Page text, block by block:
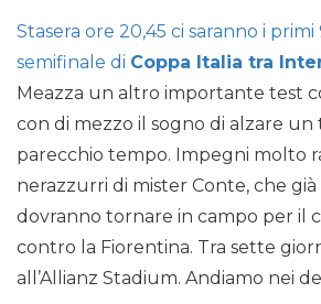
Stasera ore 20,45 ci saranno i
semifinale di Coppa Italia tra
Meazza un altro importante test
con di mezzo il sogno di alzare
parecchio tempo. Impegni molto
nerazzurri di mister Conte, che
dovranno tornare in campo per il
contro la Fiorentina. Tra sette
all’Allianz Stadium. Andiamo nei